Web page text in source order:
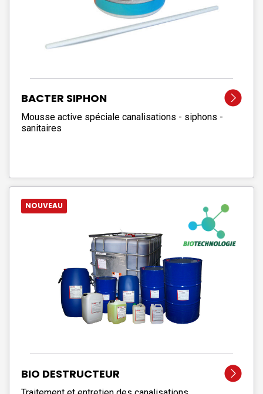
BACTER SIPHON
Mousse active spéciale canalisations - siphons -
sanitaires
NOUVEAU
BIO DESTRUCTEUR